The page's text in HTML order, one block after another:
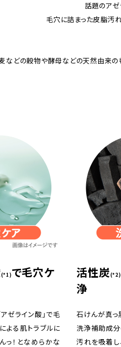
話題のアゼ
毛穴に詰まった皮脂汚
などの穀物や酵母などの天然由来の
(*1)で毛穴ケ
ゼライン酸」で毛
よる肌トラブルに
っ！となめらかな
活性炭 (*2)
浄
石けんが真っ
洗浄補助成
汚れを吸着し